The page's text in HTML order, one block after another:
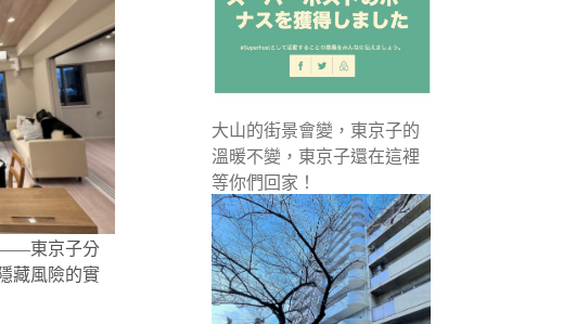
——東京子分
藏風險的實
大山的街景會變，東京子的
溫暖不變，東京子還在這裡
等你們回家！